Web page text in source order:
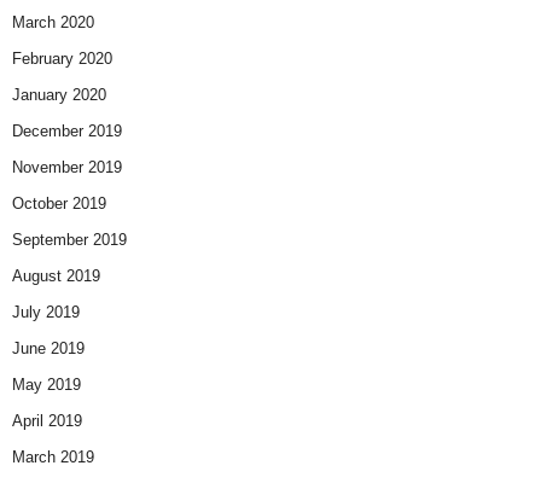
March 2020
February 2020
January 2020
December 2019
November 2019
October 2019
September 2019
August 2019
July 2019
June 2019
May 2019
April 2019
March 2019